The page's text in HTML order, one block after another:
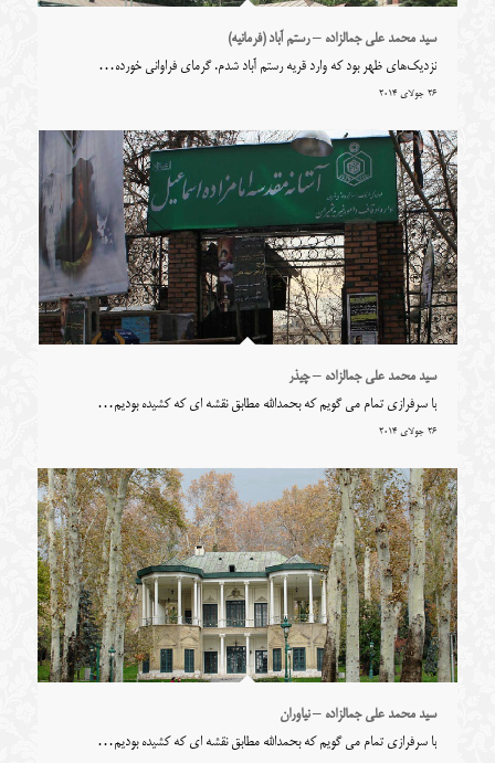
سید محمد علی جمالزاده – رستم آباد (فرمانیه)
نزدیک‌های ظهر بود که وارد قریه رستم آباد شدم. گرمای فراوانی خورده…
26 جولای 2014
سید محمد علی جمالزاده – چیذر
با سرفرازی تمام می گویم که بحمدالله مطابق نقشه ای که کشیده بودیم…
26 جولای 2014
سید محمد علی جمالزاده – نیاوران
با سرفرازی تمام می گویم که بحمدالله مطابق نقشه ای که کشیده بودیم…